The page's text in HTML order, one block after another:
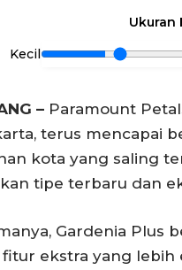
Ukuran
Kecil
– Paramount
terus mencapai
kota yang saling
tipe terbaru dan
Gardenia Plus
ekstra yang lebih